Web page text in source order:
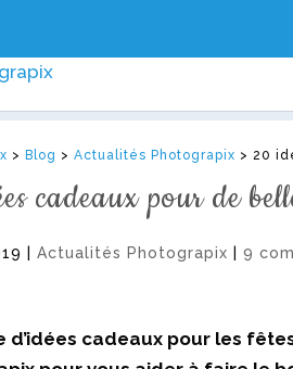
> Blog >Actualités Photograpix >20
cadeaux pour de
|Actualités Photograpix |9
d’idées cadeaux pour les